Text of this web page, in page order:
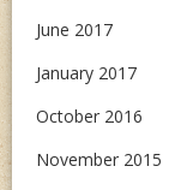
June 2017
January 2017
October 2016
November 2015